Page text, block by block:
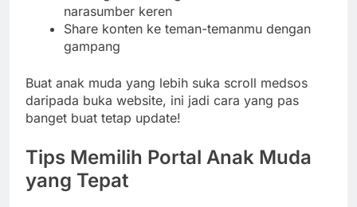
narasumber keren
Share konten ke teman-temanmu dengan
gampang
Buat anak muda yang lebih suka scroll medsos
daripada buka website, ini jadi cara yang pas
banget buat tetap update!
Tips Memilih Portal Anak Muda
yang Tepat